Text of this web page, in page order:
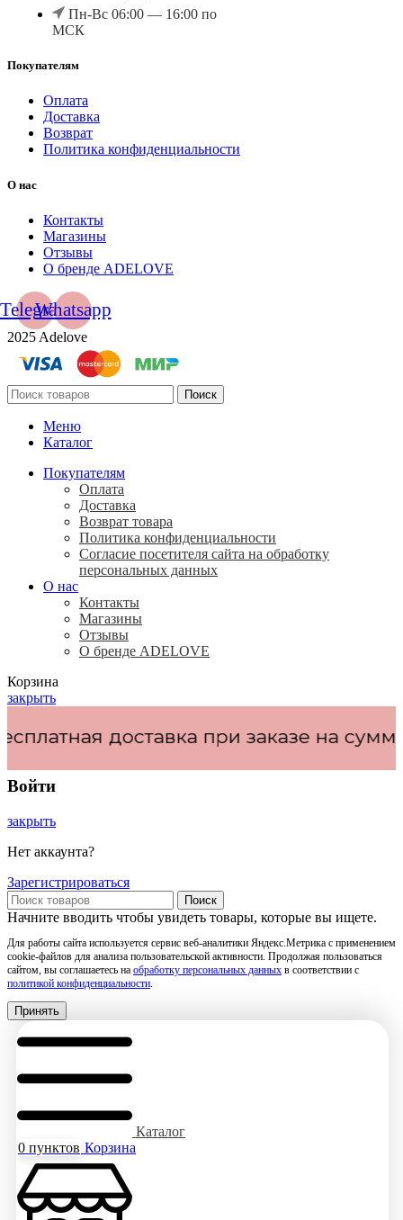
Пн-Вс 06:00 — 16:00 по
МСК
Покупателям
Оплата
Доставка
Возврат
Политика конфиденциальности
О нас
Контакты
Магазины
Отзывы
О бренде ADELOVE
TelegramWhatsapp
2025 Adelove
Поиск
Меню
Каталог
Покупателям
Оплата
Доставка
Возврат товара
Политика конфиденциальности
Согласие посетителя сайта на обработку
персональных данных
О нас
Контакты
Магазины
Отзывы
О бренде ADELOVE
Корзина
закрыть
доставка при заказе на суммуот
Войти
закрыть
Нет аккаунта?
Зарегистрироваться
Поиск
Начните вводить чтобы увидеть товары, которые вы ищете.
Для работы сайта используется сервис веб-аналитики Яндекс.Метрика с применением
cookie-файлов для анализа пользовательской активности. Продолжая пользоваться
сайтом, вы соглашаетесь на обработку персональных данных в соответствии с
политикой конфиденциальности.
Принять
Каталог
0 пунктов Корзина